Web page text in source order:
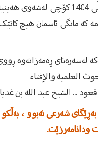
کە مانگی ئاسمان هیچ
ڕەمەزانەوە
العلمية والإفتاء
... الشيخ عبد الله بن
شەرعی نەبوو ،
ودانامەرزێت.